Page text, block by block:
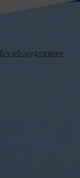
Б/у оборудование